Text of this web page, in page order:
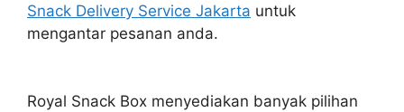
Snack Delivery Service Jakarta untuk
mengantar pesanan anda.
Royal Snack Box menyediakan banyak pilihan